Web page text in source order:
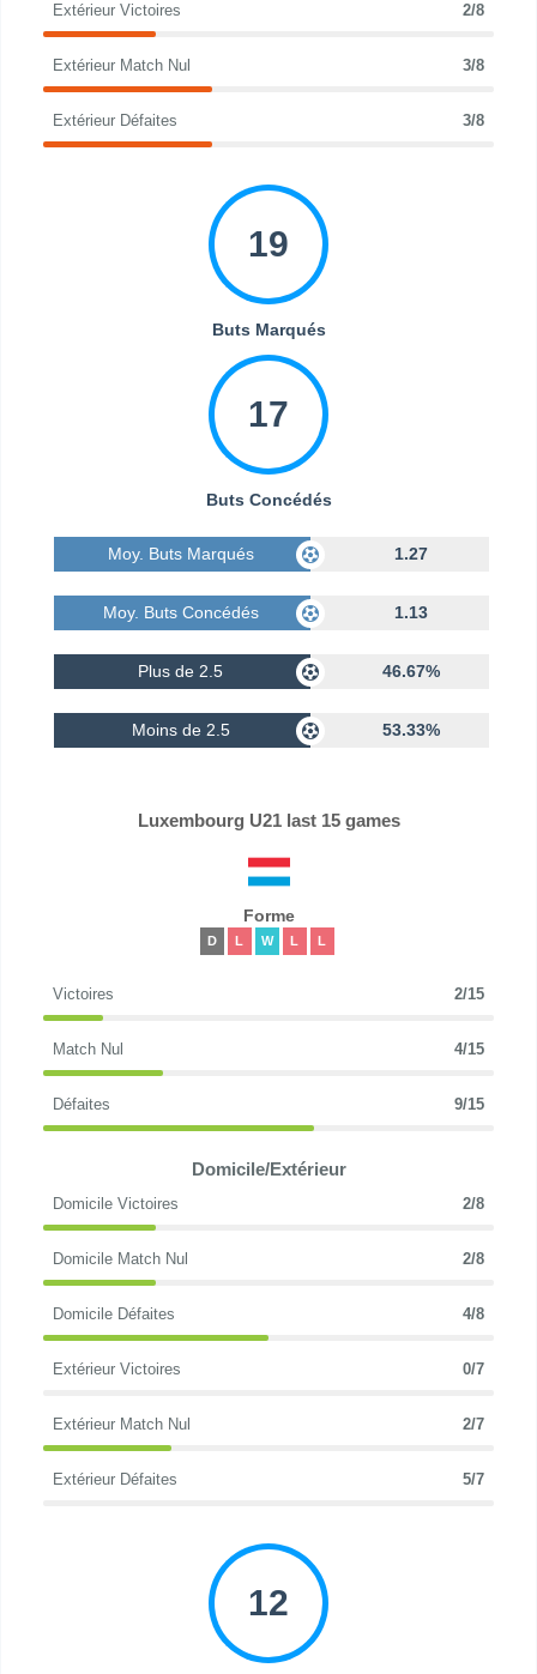
Extérieur Victoires 2/8
Extérieur Match Nul 3/8
Extérieur Défaites 3/8
19
Buts Marqués
17
Buts Concédés
Moy. Buts Marqués 1.27
Moy. Buts Concédés 1.13
Plus de 2.5 46.67%
Moins de 2.5 53.33%
Luxembourg U21 last 15 games
Forme
D L W L L
Victoires 2/15
Match Nul 4/15
Défaites 9/15
Domicile/Extérieur
Domicile Victoires 2/8
Domicile Match Nul 2/8
Domicile Défaites 4/8
Extérieur Victoires 0/7
Extérieur Match Nul 2/7
Extérieur Défaites 5/7
12